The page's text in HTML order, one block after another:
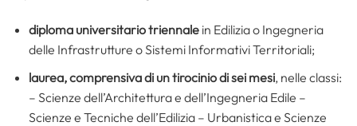
diploma universitario triennalein Edilizia o Ingegneria
delle Infrastrutture o Sistemi Informativi Territoriali;
laurea, comprensiva di un tirocinio di sei mesi, nelle classi:
– Scienze dell’Architettura e dell’Ingegneria Edile –
Scienze e Tecniche dell’Edilizia – Urbanistica e Scienze